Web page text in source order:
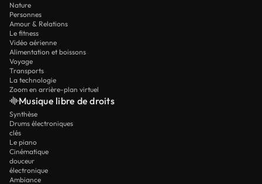
Nature
Personnes
Amour & Relations
Le fitness
Vidéo aérienne
Alimentation et boissons
Voyage
Transports
La technologie
Zoom en arrière-plan virtuel
Musique libre de droits
Synthèse
Drums électroniques
clés
Le piano
Cinématique
douceur
électronique
Ambiance